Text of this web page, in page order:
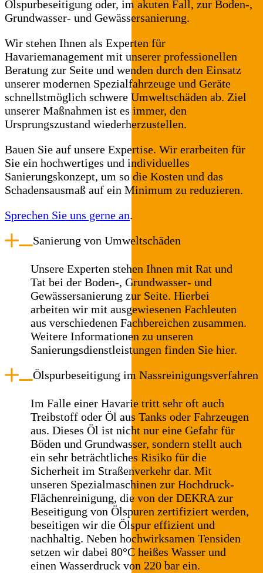
Ölspurbeseitigung oder, im akuten Fall, zur Boden-,
Grundwasser- und Gewässersanierung.
Wir stehen Ihnen als Experten für
Havariemanagement mit unserer professionellen
Beratung zur Seite und wenden durch den Einsatz
unserer modernen Spezialfahrzeuge und Geräte
schnellstmöglich schwere Umweltschäden ab. Ziel
unserer Maßnahmen ist es immer, den
Ursprungszustand wiederherzustellen.
Bauen Sie auf unsere Expertise. Wir erarbeiten für
Sie ein hochwertiges und individuelles
Sanierungskonzept, um so die Kosten und das
Schadensausmaß auf ein Minimum zu reduzieren.
Sprechen Sie uns gerne an.
Sanierung von Umweltschäden
Unsere Experten stehen Ihnen mit Rat und
Tat bei der Boden-, Grundwasser- und
Gewässersanierung zur Seite. Hierbei
arbeiten wir mit ausgewiesenen Fachleuten
aus verschiedenen Fachbereichen zusammen.
Weitere Informationen zu unseren
Sanierungsdienstleistungen finden Sie hier.
Ölspurbeseitigung im Nassreinigungsverfahren
Im Falle einer Havarie tritt sehr oft auch
Treibstoff oder Öl aus Tanks oder Fahrzeugen
aus. Dieses Öl ist nicht nur eine Gefahr für
Böden und Grundwasser, sondern stellt auch
ein sehr beträchtliches Risiko für die
Sicherheit im Straßenverkehr dar. Mit
unseren Spezialmaschinen zur Hochdruck-
Flächenreinigung, die von der DEKRA zur
Beseitigung von Ölspuren zertifiziert werden,
beseitigen wir die Ölspur effizient und
nachhaltig. Neben hochwirksamen Tensiden
setzen wir dabei 80°C heißes Wasser und
einen Wasserdruck von 220 bar ein.